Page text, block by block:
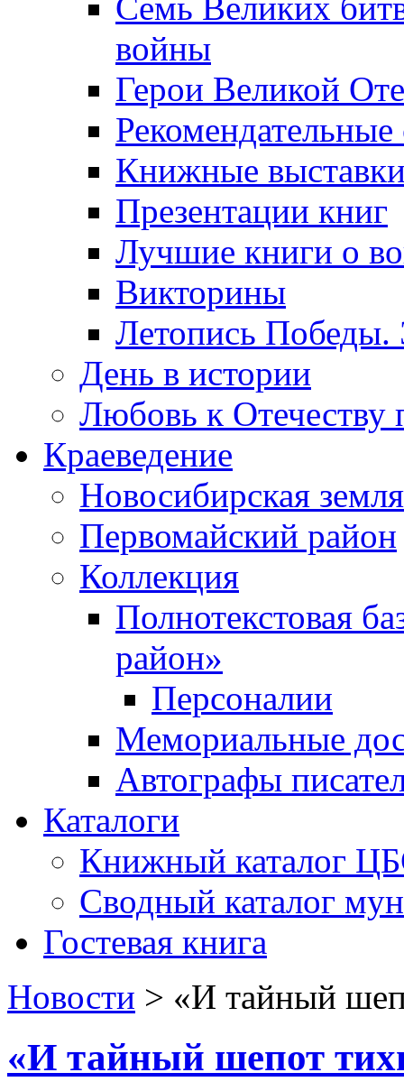
войны
Герои Великой
Рекомендательные
Книжные
Презентации книг
Лучшие книги о
Викторины
Летопись Победы.
День в истории
Любовь к Отечеству
Краеведение
Новосибирская земля
Первомайский район
Коллекция
Полнотекстовая
район»
Персоналии
Мемориальные
Автографы
Каталоги
Книжный каталог
Сводный каталог
Гостевая книга
Новости > «И тайный
«И тайный шепот